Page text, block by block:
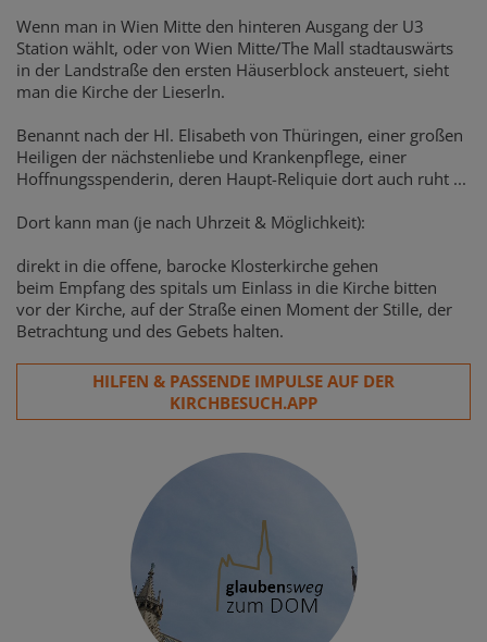
Wenn man in Wien Mitte den hinteren Ausgang der U3
Station wählt, oder von Wien Mitte/The Mall stadtauswärts
in der Landstraße den ersten Häuserblock ansteuert, sieht
man die Kirche der Lieserln.
Benannt nach der Hl. Elisabeth von Thüringen, einer großen
Heiligen der nächstenliebe und Krankenpflege, einer
Hoffnungsspenderin, deren Haupt-Reliquie dort auch ruht ...
Dort kann man (je nach Uhrzeit & Möglichkeit):
direkt in die offene, barocke Klosterkirche gehen
beim Empfang des spitals um Einlass in die Kirche bitten
vor der Kirche, auf der Straße einen Moment der Stille, der
Betrachtung und des Gebets halten.
HILFEN & PASSENDE IMPULSE AUF DER
KIRCHBESUCH.APP